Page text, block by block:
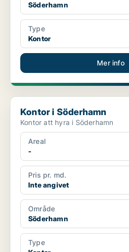
Söderhamn
Type
Kontor
Mer info
Kontor i Söderhamn
Kontor i Söderhamn
Kontor att hyra i Söderhamn
Areal
-
Pris pr. md.
Inte angivet
Område
Söderhamn
Type